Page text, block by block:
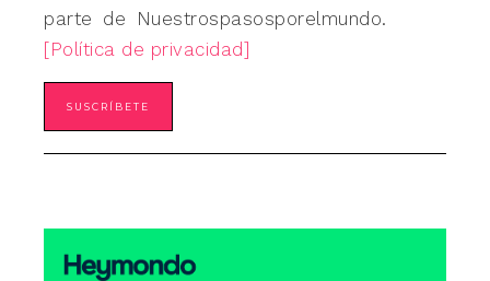
parte de Nuestrospasosporelmundo.
[Política de privacidad]